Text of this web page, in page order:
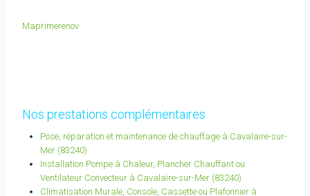
Maprimerenov
Nos prestations complémentaires
Pose, réparation et maintenance de chauffage à Cavalaire-sur-
Mer (83240)
Installation Pompe à Chaleur, Plancher Chauffant ou
Ventilateur Convecteur à Cavalaire-sur-Mer (83240)
Climatisation Murale, Console, Cassette ou Plafonnier à